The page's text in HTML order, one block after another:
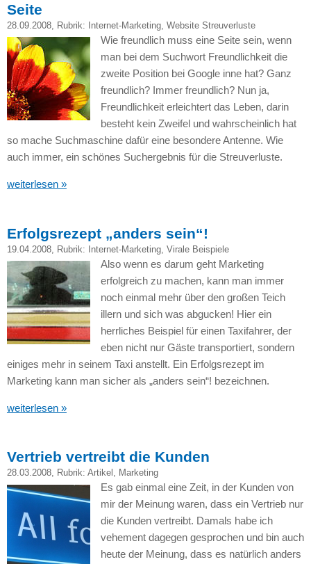
Seite
28.09.2008, Rubrik: Internet-Marketing, Website Streuverluste
Wie freundlich muss eine Seite sein, wenn
man bei dem Suchwort Freundlichkeit die
zweite Position bei Google inne hat? Ganz
freundlich? Immer freundlich? Nun ja,
Freundlichkeit erleichtert das Leben, darin
besteht kein Zweifel und wahrscheinlich hat
so mache Suchmaschine dafür eine besondere Antenne. Wie
auch immer, ein schönes Suchergebnis für die Streuverluste.
weiterlesen »
Erfolgsrezept „anders sein“!
19.04.2008, Rubrik: Internet-Marketing, Virale Beispiele
Also wenn es darum geht Marketing
erfolgreich zu machen, kann man immer
noch einmal mehr über den großen Teich
illern und sich was abgucken! Hier ein
herrliches Beispiel für einen Taxifahrer, der
eben nicht nur Gäste transportiert, sondern
einiges mehr in seinem Taxi anstellt. Ein Erfolgsrezept im
Marketing kann man sicher als „anders sein“! bezeichnen.
weiterlesen »
Vertrieb vertreibt die Kunden
28.03.2008, Rubrik: Artikel , Marketing
Es gab einmal eine Zeit, in der Kunden von
mir der Meinung waren, dass ein Vertrieb nur
die Kunden vertreibt. Damals habe ich
vehement dagegen gesprochen und bin auch
heute der Meinung, dass es natürlich anders